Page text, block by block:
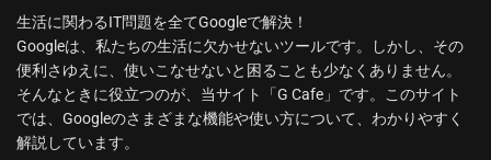
生活に関わるIT問題を全てGoogleで解決！
Googleは、私たちの生活に欠かせないツールです。しかし、その
便利さゆえに、使いこなせないと困ることも少なくありません。
そんなときに役立つのが、当サイト「G Cafe」です。このサイト
では、Googleのさまざまな機能や使い方について、わかりやすく
解説しています。